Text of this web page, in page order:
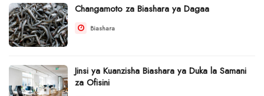
Changamoto za Biashara ya Dagaa
Biashara
Jinsi ya Kuanzisha Biashara ya Duka la Samani
za Ofisini